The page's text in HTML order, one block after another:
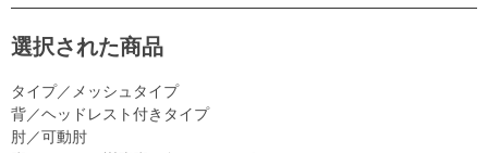
選択された商品
タイプ／メッシュタイプ
背／ヘッドレスト付きタイプ
肘／可動肘